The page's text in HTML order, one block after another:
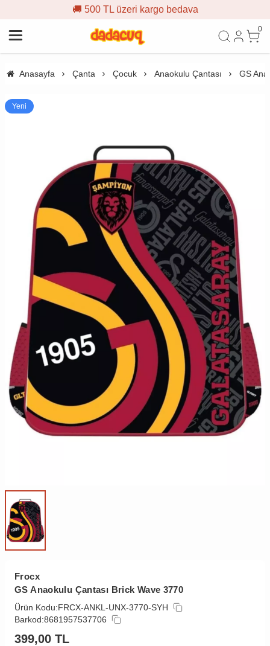
🚚 500 TL üzeri kargo bedava
0
Anasayfa Çanta Çocuk Anaokulu Çantası GS
Yeni
Frocx
GS Anaokulu Çantası Brick Wave 3770
Ürün Kodu:FRCX-ANKL-UNX-3770-SYH
Barkod:8681957537706
399,00 TL